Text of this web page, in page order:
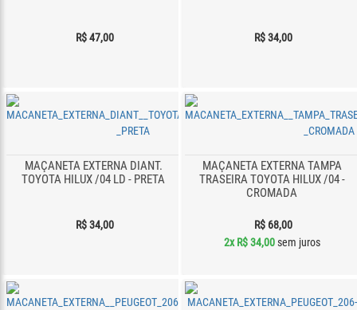
R$ 47,00 R$ 34,00
MAÇANETA EXTERNA DIANT.
TOYOTA HILUX /04 LD - PRETA
R$ 34,00
MAÇANETA EXTERNA TAMPA
TRASEIRA TOYOTA HILUX /04 -
CROMADA
R$ 68,00
2x R$ 34,00sem juros